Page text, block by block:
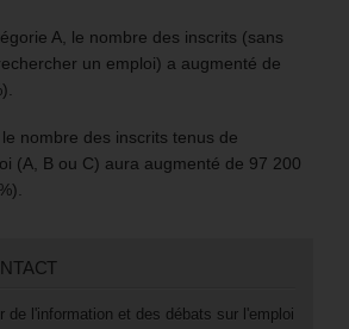
A, le nombre des inscrits (sans
un emploi) a augmenté de
nombre des inscrits tenus de
(A, B ou C) aura augmenté de 97 200
de l'information et des débats sur l'emploi